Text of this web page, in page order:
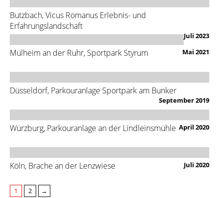
Butzbach, Vicus Romanus Erlebnis- und
Erfahrungslandschaft
Juli 2023
Mülheim an der Ruhr, Sportpark Styrum Mai 2021
Düsseldorf, Parkouranlage Sportpark am Bunker
September 2019
Würzburg, Parkouranlage an der Lindleinsmühle April 2020
Köln, Brache an der Lenzwiese Juli 2020
1 2 →